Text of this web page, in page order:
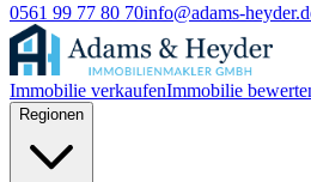
0561 99 77 80 70info@adams-
Immobilie verkaufenImmobilie
Regionen